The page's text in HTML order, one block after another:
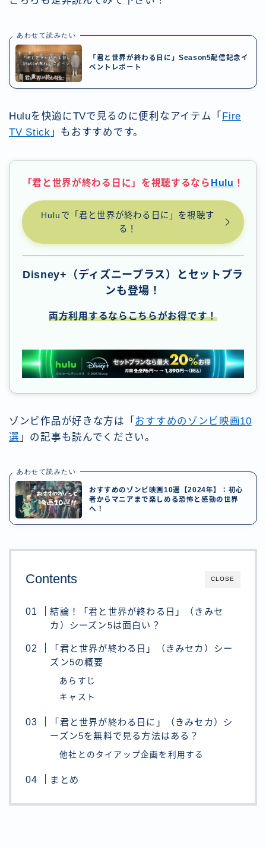
あわせて読みたい
「君と世界が終わる日に」Season5配信記念イ
ベントレポート
Huluを快適にTVで見るのに便利なアイテム「 Fire
TV Stick 」もおすすめです。
「君と世界が終わる日に」を視聴するなら Hulu ！
Huluで「君と世界が終わる日に」を視聴す
る！
Disney+（ディズニープラス）とセットプラ
ンも登場！
両方利用するならこちらがお得です！
ゾンビ作品が好きな方は「 おすすめのゾンビ映画10
選 」の記事も読んでください。
あわせて読みたい
おすすめのゾンビ映画10選【2024年】：初心
者からマニアまで楽しめる恐怖と感動の世界
へ！
CLOSE
Contents
結論！「君と世界が終わる日」（きみセ
カ）シーズン5は面白い？
「君と世界が終わる日」（きみセカ）シー
ズン5の概要
あらすじ
キャスト
「君と世界が終わる日に」（きみセカ）シ
ーズン5を無料で見る方法はある？
他社とのタイアップ企画を利用する
まとめ